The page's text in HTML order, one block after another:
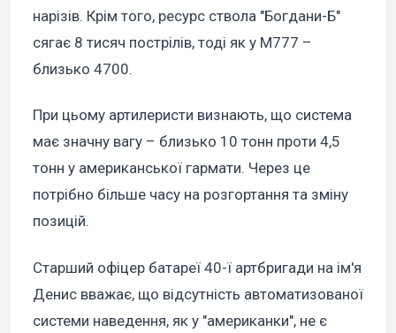
нарізів. Крім того, ресурс ствола "Богдани-Б"
сягає 8 тисяч пострілів, тоді як у М777 –
близько 4700.
При цьому артилеристи визнають, що система
має значну вагу – близько 10 тонн проти 4,5
тонн у американської гармати. Через це
потрібно більше часу на розгортання та зміну
позицій.
Старший офіцер батареї 40-ї артбригади на ім'я
Денис вважає, що відсутність автоматизованої
системи наведення, як у "американки", не є